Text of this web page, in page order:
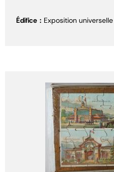
Édifice Exposition